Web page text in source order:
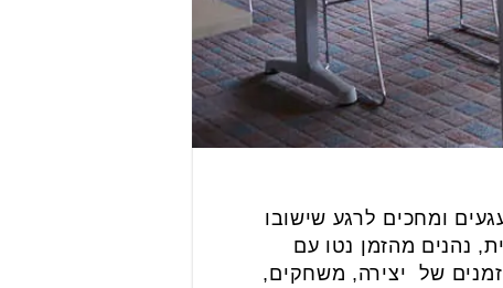
ומחכים לרגע שישובו
נהנים מהזמן נטו עם
של יצירה, משחקים,